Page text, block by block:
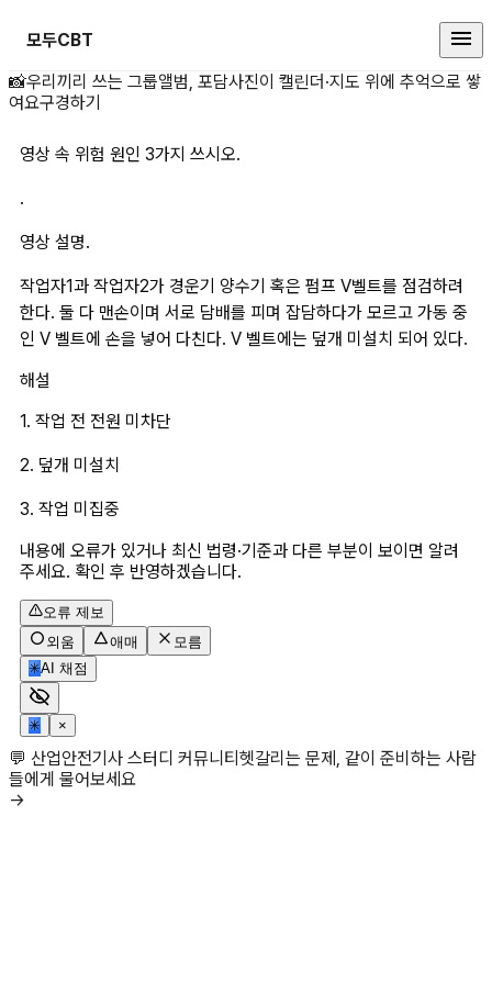
모두CBT
영상 속 위험 원인 3가지 쓰시오..
📸우리끼리 쓰는 그룹앨범, 포담사진이 캘린더·지도 위에 추억으로 쌓
여요구경하기
영상 속 위험 원인 3가지 쓰시오.
.
영상 설명.
작업자1과 작업자2가 경운기 양수기 혹은 펌프 V벨트를 점검하려
한다. 둘 다 맨손이며 서로 담배를 피며 잡담하다가 모르고 가동 중
인 V 벨트에 손을 넣어 다친다. V 벨트에는 덮개 미설치 되어 있다.
해설
1. 작업 전 전원 미차단
2. 덮개 미설치
3. 작업 미집중
내용에 오류가 있거나 최신 법령·기준과 다른 부분이 보이면 알려
주세요. 확인 후 반영하겠습니다.
오류 제보
외움
애매
모름
✳AI 채점
✳ ×
💬 산업안전기사 스터디 커뮤니티헷갈리는 문제, 같이 준비하는 사람
들에게 물어보세요
→